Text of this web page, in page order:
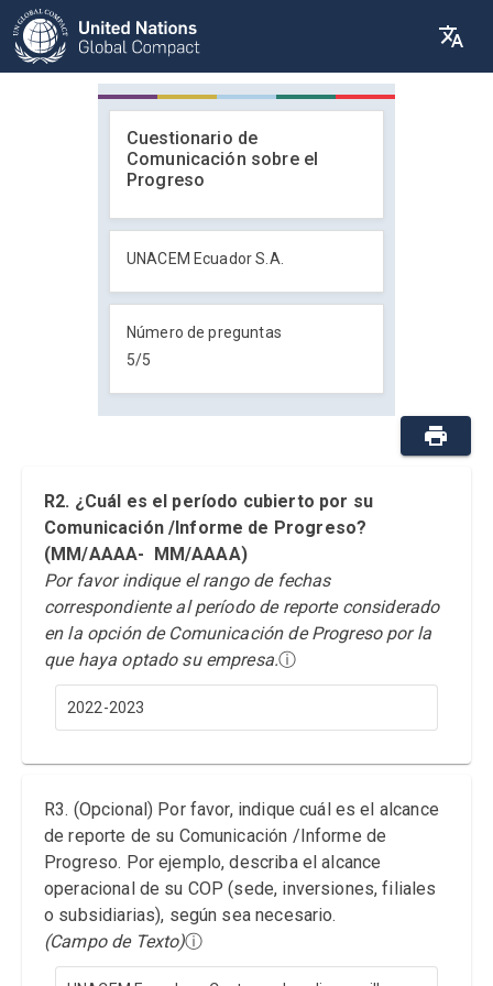
Cuestionario de
Comunicación sobre el
Progreso
UNACEM Ecuador S.A.
Número de preguntas
5/5
R2. ¿Cuál es el período cubierto por su
Comunicación /Informe de Progreso?
(MM/AAAA- MM/AAAA)
Por favor indique el rango de fechas
correspondiente al período de reporte considerado
en la opción de Comunicación de Progreso por la
que haya optado su empresa.ⓘ
2022-2023
R3. (Opcional) Por favor, indique cuál es el alcance
de reporte de su Comunicación /Informe de
Progreso. Por ejemplo, describa el alcance
operacional de su COP (sede, inversiones, filiales
o subsidiarias), según sea necesario.
(Campo de Texto)ⓘ